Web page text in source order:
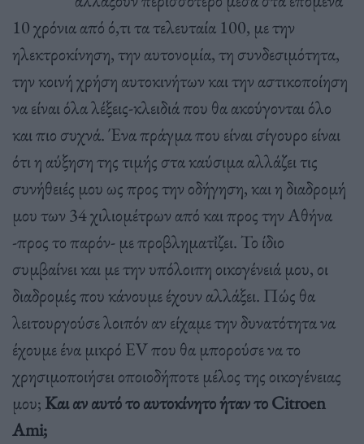
10 χρόνια από ό,τι τα τελευταία 100, με την
ηλεκτροκίνηση, την αυτονομία, τη συνδεσιμότητα,
την κοινή χρήση αυτοκινήτων και την αστικοποίηση
να είναι όλα λέξεις-κλειδιά που θα ακούγονται όλο
και πιο συχνά. Ένα πράγμα που είναι σίγουρο είναι
ότι η αύξηση της τιμής στα καύσιμα αλλάζει τις
συνήθειές μου ως προς την οδήγηση, και η διαδρομή
μου των 34 χιλιομέτρων από και προς την Αθήνα
-προς το παρόν- με προβληματἰζει. Το ίδιο
συμβαίνει και με την υπόλοιπη οικογένειά μου, οι
διαδρομές που κάνουμε έχουν αλλάξει. Πώς θα
λειτουργούσε λοιπόν αν είχαμε την δυνατότητα να
έχουμε ένα μικρό EV που θα μπορούσε να το
χρησιμοποιήσει οποιοδήποτε μέλος της οικογένειας
μου; Και αν αυτό το αυτοκίνητο ήταν το Citroen
Ami;